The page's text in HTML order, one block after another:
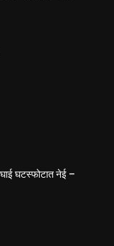
घटस्फोटात नेई –